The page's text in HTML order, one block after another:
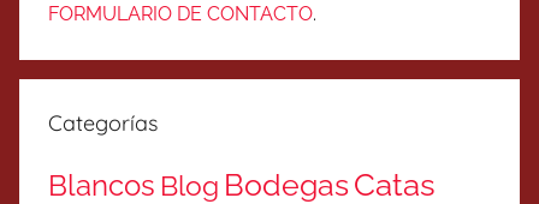
FORMULARIO DE CONTACTO.
Categorías
Blancos Blog BodegasCatas